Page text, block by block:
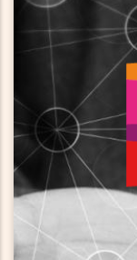
Wij bieden
incubator,